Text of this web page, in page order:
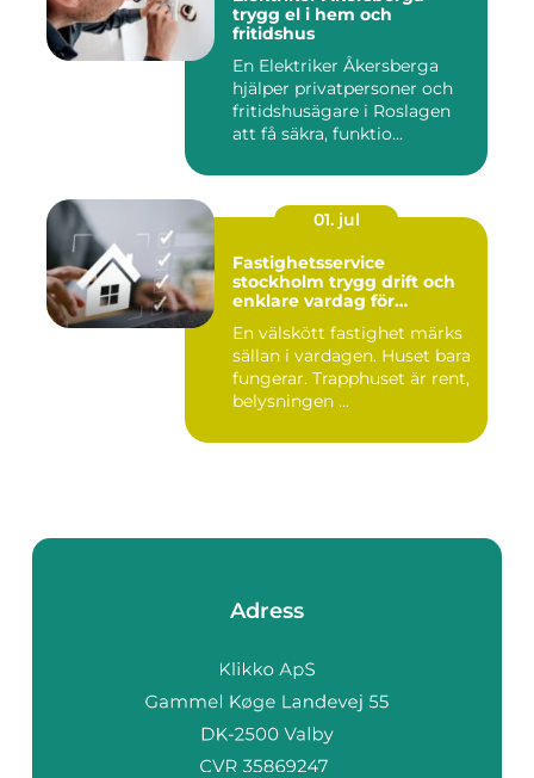
trygg el i hem och
fritidshus
En Elektriker Åkersberga
hjälper privatpersoner och
fritidshusägare i Roslagen
att få säkra, funktio...
01. jul
Fastighetsservice
stockholm trygg drift och
enklare vardag för
fastighetsägare
En välskött fastighet märks
sällan i vardagen. Huset bara
fungerar. Trapphuset är rent,
belysningen ...
Adress